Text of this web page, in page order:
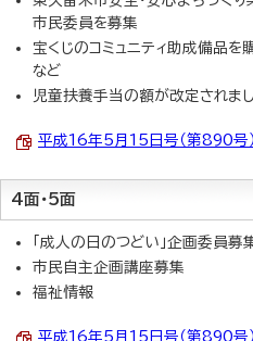
市民委員を募集
宝くじのコミュニティ助成備品
など
児童扶養手当の額が改定されま
平成16年5月15日号（第890
4面・5面
「成人の日のつどい」企画委員募
市民自主企画講座募集
福祉情報
平成16年5月15日号（第890